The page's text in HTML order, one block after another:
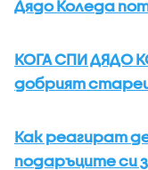
Дядо Коледа
КОГА СПИ ДЯДО
добрият
Как реагират
подаръците си